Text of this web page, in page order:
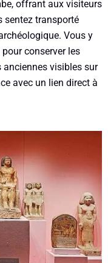
offrant aux visiteurs
sentez transporté
Vous y
conserver les
visibles sur
avec un lien direct à